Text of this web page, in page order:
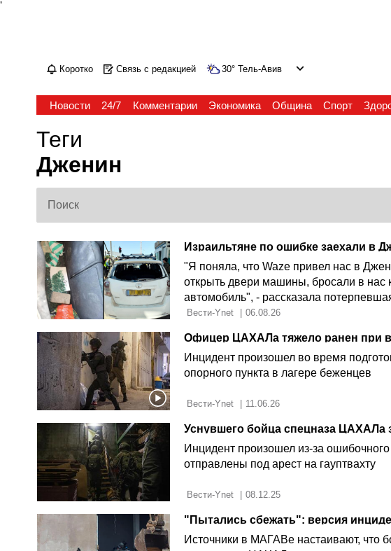
'
Коротко Связь с редакцией 30° Тель-Авив
Новости 24/7 Комментарии Экономика Община Спорт
Теги
Дженин
"Я поняла, что Waze привел нас в
открыть двери машины, бросали в нас
автомобиль", - рассказала
06.08.26
Офицер ЦАХАЛа тяжело ранен при
Инцидент произошел во время
опорного пункта в лагере беженцев
11.06.26
Инцидент произошел из-за
отправлены под арест на гауптвахту
08.12.25
Источники в МАГАВе настаивают, что